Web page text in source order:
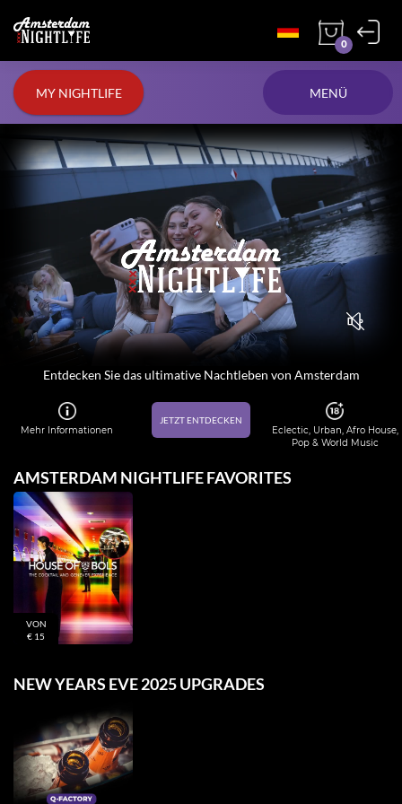
0
MY NIGHTLIFE MENÜ
Entdecken Sie das ultimative Nachtleben von Amsterdam
JETZT ENTDECKEN
Mehr Informationen
Eclectic, Urban, Afro House,
Pop & World Music
AMSTERDAM NIGHTLIFE FAVORITES
VON
€ 15
NEW YEARS EVE 2025 UPGRADES